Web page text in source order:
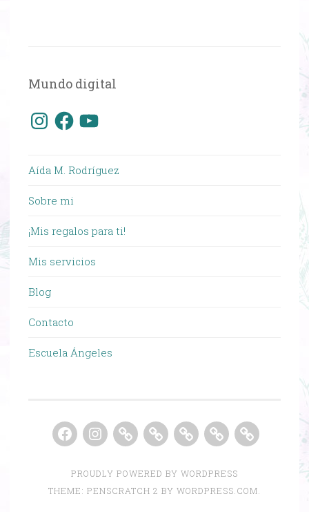
Mundo digital
InstagramFacebookYouTube
Aída M. Rodríguez
Sobre mi
¡Mis regalos para ti!
Mis servicios
Blog
Contacto
Escuela Ángeles
Facebook
Instagram
MASTERCLASS
GRATUITA
VIVO
GRACIAS
MASTERCLASS
MENTORING
GRUPAL
REPLAY
EN
VIVO
ONLINE
PROUDLY POWERED BY WORDPRESS
THEME: PENSCRATCH 2 BY WORDPRESS.COM